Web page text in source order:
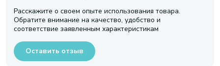
Расскажите о своем опыте использования товара.
Обратите внимание на качество, удобство и
соответствие заявленным характеристикам
Оставить отзыв